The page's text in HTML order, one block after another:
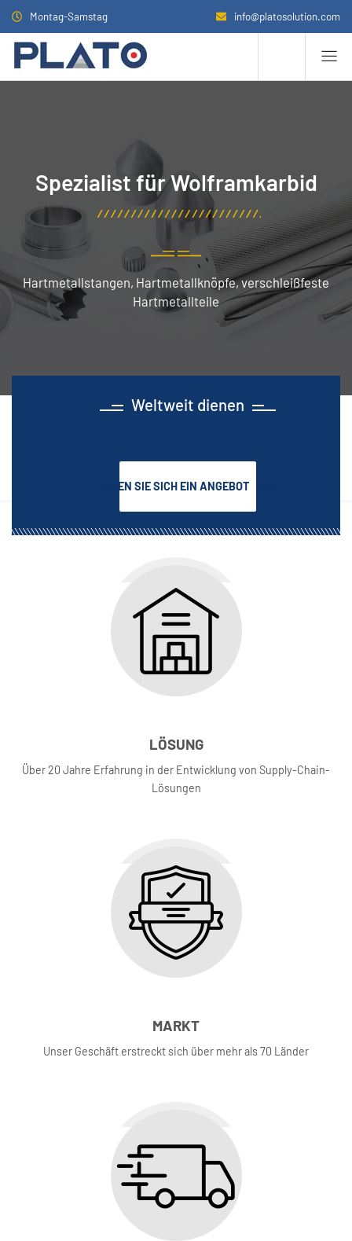
Montag-Samstag info@platosolution.com
Spezialist für Wolframkarbid
Hartmetallstangen, Hartmetallknöpfe, verschleißfeste
Hartmetallteile
Weltweit dienen
HOLEN SIE SICH EIN ANGEBOT
LÖSUNG
Über 20 Jahre Erfahrung in der Entwicklung von Supply-Chain-
Lösungen
MARKT
Unser Geschäft erstreckt sich über mehr als 70 Länder